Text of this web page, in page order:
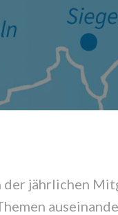
der jährlichen